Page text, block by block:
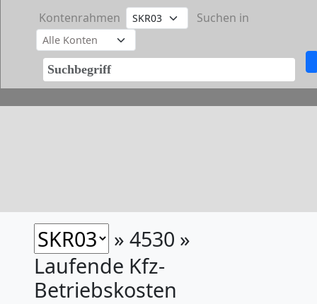
Kontenrahmen Suchen in
» 4530 »
Laufende Kfz-
Betriebskosten